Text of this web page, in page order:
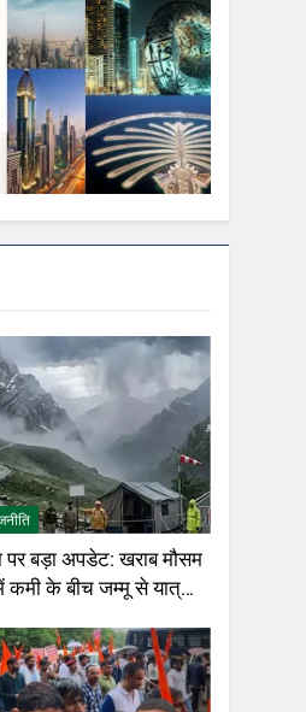
पर बड़ा अपडेट: खराब मौसम
कमी के बीच जम्मू से यात्रा